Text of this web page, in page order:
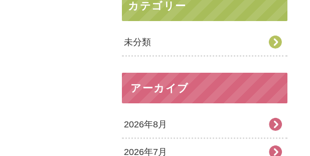
カテゴリー
未分類
アーカイブ
2026年8月
2026年7月